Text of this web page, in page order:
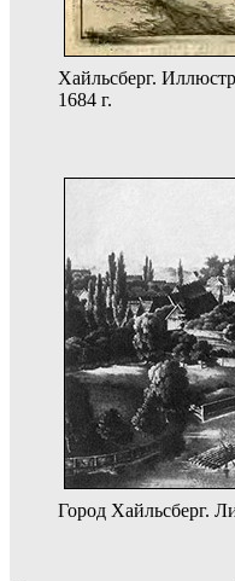
Хайльсберг.
1684 г.
Город Хайльсберг.